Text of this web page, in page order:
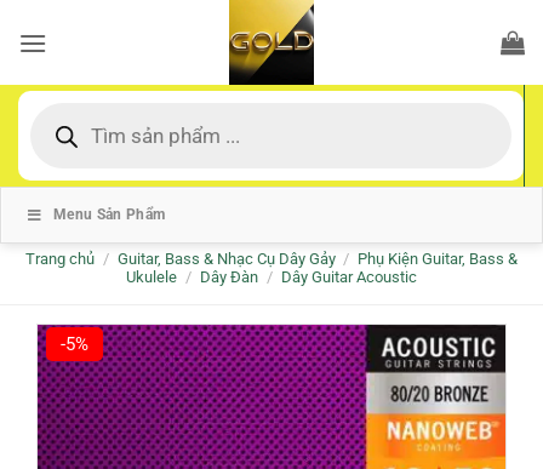
qua
dung
kiếm
Menu Sản Phẩm
Trang chủ / Guitar, Bass & Nhạc Cụ Dây Gảy / Phụ Kiện Guitar, Bass &
Ukulele / Dây Đàn / Dây Guitar Acoustic
-5%